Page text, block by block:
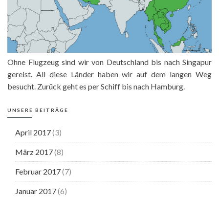
Ohne Flugzeug sind wir von Deutschland bis nach Singapur
gereist. All diese Länder haben wir auf dem langen Weg
besucht. Zurück geht es per Schiff bis nach Hamburg.
UNSERE BEITRÄGE
April 2017(3)
März 2017(8)
Februar 2017(7)
Januar 2017(6)